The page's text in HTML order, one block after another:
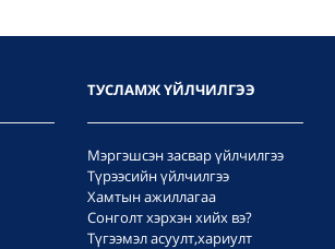
ТУСЛАМЖ ҮЙЛЧИЛГЭЭ
Мэргэшсэн засвар үйлчилгээ
Түрээсийн үйлчилгээ
Хамтын ажиллагаа
Сонголт хэрхэн хийх вэ?
Түгээмэл асуулт,хариулт